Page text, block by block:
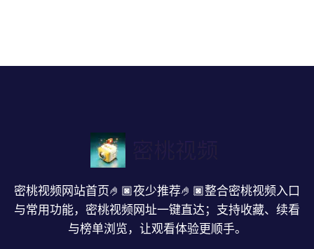
密桃视频网站首页🤌🏿夜少推荐🤌🏿整合密桃视频入口
与常用功能，密桃视频网址一键直达；支持收藏、续看
与榜单浏览，让观看体验更顺手。